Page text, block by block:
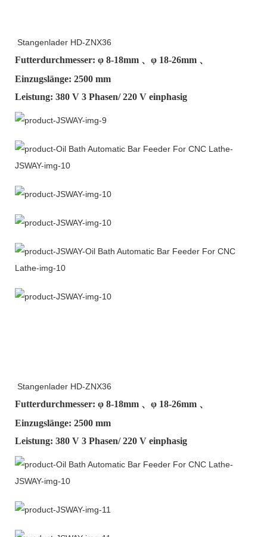
Stangenlader HD-ZNX36
Futterdurchmesser: φ 8-18mm 、φ 18-26mm 、
Einzugslänge: 2500 mm
Leistung: 380 V 3 Phasen/ 220 V einphasig
Stangenlader HD-ZNX36
Futterdurchmesser: φ 8-18mm 、φ 18-26mm 、
Einzugslänge: 2500 mm
Leistung: 380 V 3 Phasen/ 220 V einphasig